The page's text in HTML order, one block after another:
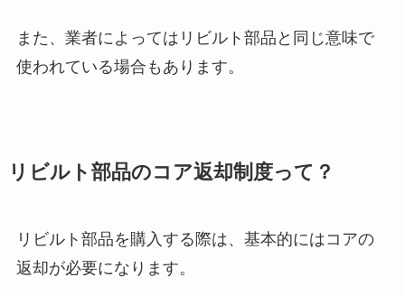
また、業者によってはリビルト部品と同じ意味で
使われている場合もあります。
リビルト部品のコア返却制度って？
リビルト部品を購入する際は、基本的にはコアの
返却が必要になります。